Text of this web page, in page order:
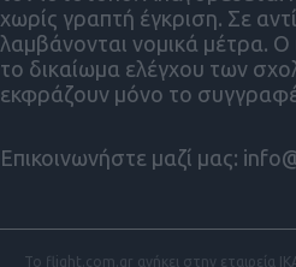
χωρίς γραπτή έγκριση. Σε
λαμβάνονται νομικά μέτρα. Ο
το δικαίωμα ελέγχου των
εκφράζουν μόνο το
Επικοινωνήστε μαζί μας:
Το flight.com.gr ανήκει στην εταιρεία